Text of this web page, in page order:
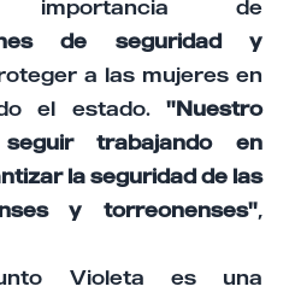
de
de seguridad y
a las mujeres en
el estado. "Nuestro
trabajando en
la seguridad de las
y torreonenses",
Violeta es una